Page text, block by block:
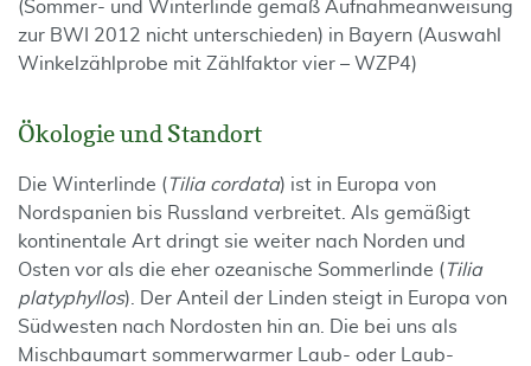
(Sommer- und Winterlinde gemäß Aufnahmeanweisung
zur BWI 2012 nicht unterschieden) in Bayern (Auswahl
Winkelzählprobe mit Zählfaktor vier – WZP4)
Ökologie und Standort
Die Winterlinde ( Tilia cordata) ist in Europa von
Nordspanien bis Russland verbreitet. Als gemäßigt
kontinentale Art dringt sie weiter nach Norden und
Osten vor als die eher ozeanische Sommerlinde ( Tilia
platyphyllos). Der Anteil der Linden steigt in Europa von
Südwesten nach Nordosten hin an. Die bei uns als
Mischbaumart sommerwarmer Laub- oder Laub-